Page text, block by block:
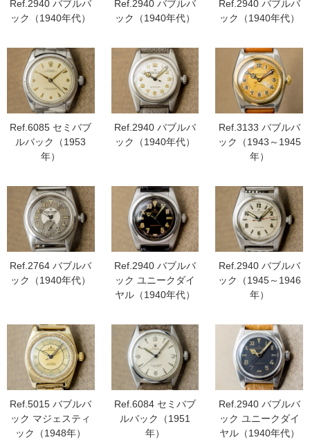
Ref.2940 バブルバ
ック（1940年代）
Ref.2940 バブルバ
ック（1940年代）
Ref.2940 バブルバ
ック（1940年代）
Ref.6085 セミバブ
ルバック（1953
年）
Ref.2940 バブルバ
ック（1940年代）
Ref.3133 バブルバ
ック（1943～1945
年）
Ref.2764 バブルバ
ック（1940年代）
Ref.2940 バブルバ
ック ユニークダイ
ヤル（1940年代）
Ref.2940 バブルバ
ック（1945～1946
年）
Ref.5015 バブルバ
ック マジェスティ
ック（1948年）
Ref.6084 セミバブ
ルバック（1951
年）
Ref.2940 バブルバ
ック ユニークダイ
ヤル（1940年代）